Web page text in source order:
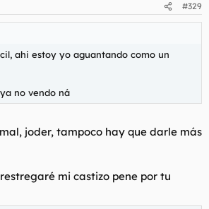
#329
ahi estoy yo aguantando como un
no vendo ná
joder, tampoco hay que darle más
mi castizo pene por tu